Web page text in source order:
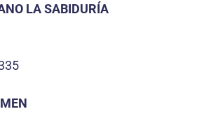
LA SABIDURÍA